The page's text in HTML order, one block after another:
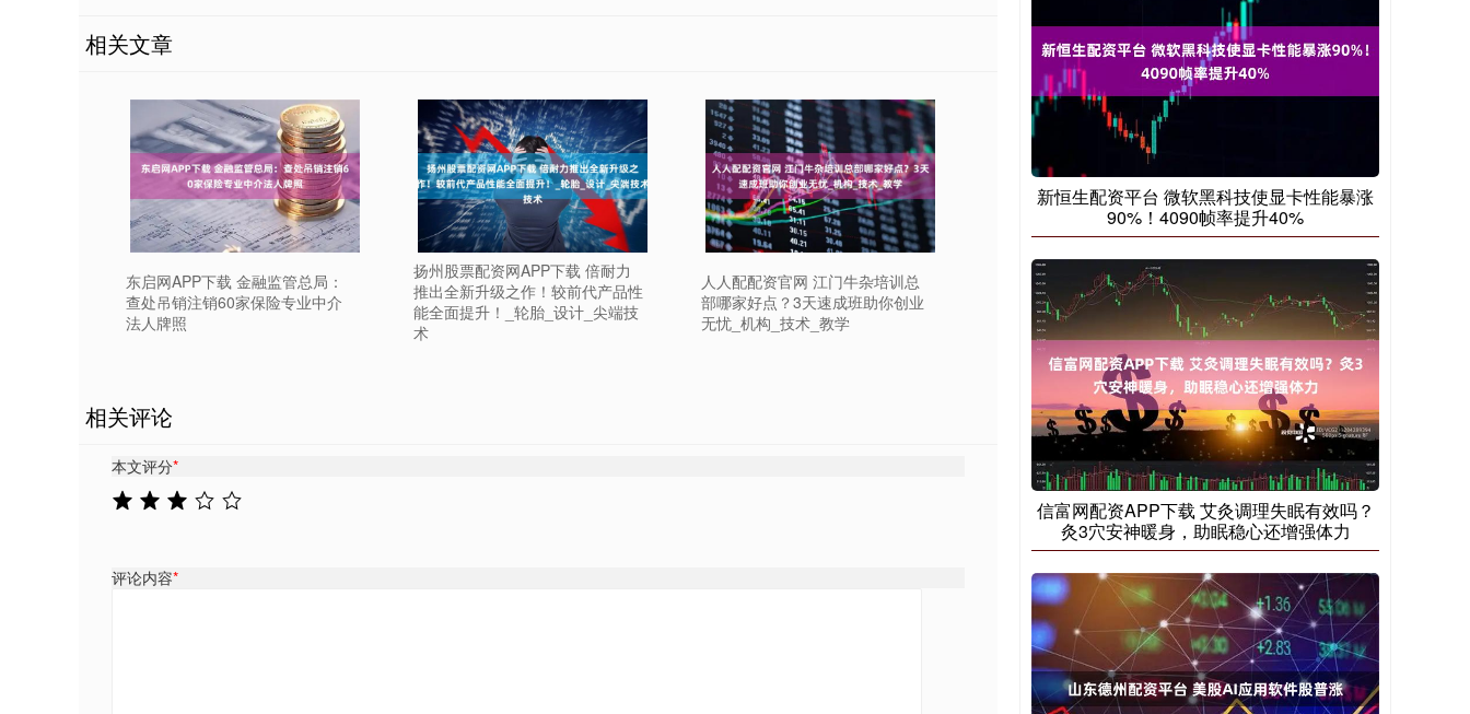
相关文章
东启网APP下载 金融监管总局：
查处吊销注销60家保险专业中介
法人牌照
扬州股票配资网APP下载 倍耐力
推出全新升级之作！较前代产品性
能全面提升！_轮胎_设计_尖端技
术
人人配配资官网 江门牛杂培训总
部哪家好点？3天速成班助你创业
无忧_机构_技术_教学
相关评论
本文评分*
评论内容*
新恒生配资平台 微软黑科技使显卡性能暴涨
90%！4090帧率提升40%
信富网配资APP下载 艾灸调理失眠有效吗？
灸3穴安神暖身，助眠稳心还增强体力